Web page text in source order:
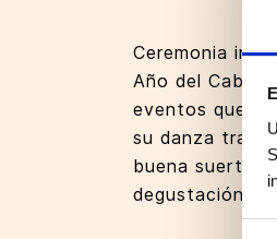
Ceremonia
Año del
eventos que se
su danza
buena suerte
degustación